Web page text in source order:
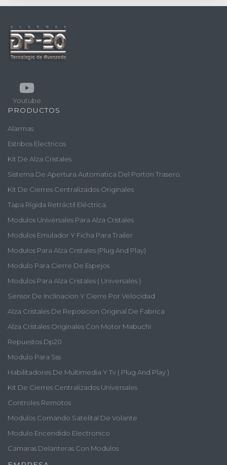
Youtube
PRODUCTOS
Alarmas
Estribos Electricos
Kit De Alza Cristales
Sistema De Apertura Automatica Del Porton Trasero.
Kit De Cierres Centralizados Originales
Tapa Rígida Retráctil Eléctrica.
Modulos Universales Para Alza Cristales
Modulos Emulador Y Ficha Para Trailer
Modulos Para Alza Cristales (plug And Play)
Modulo Para Cierre De Espejos
Modulos Para Alza Cristales ( Universales )
Sensor De Inclinacion Y Cierre Por Velocidad
Alza Cristales De Reposicion Original De Fabrica
Alza Cristales Originales Con Motor Mabuchi
Repuestos Dp20
Modulo Para Sss
Habilitadores De Multimedia Y Tv ( Plug And Play )
Kit De Cierres Centralizados Universales
Controles Remotos
Modulos Comando Satelital De Volante
Modulo Encendido Electronico
Camaras Delanteras Con Modulos